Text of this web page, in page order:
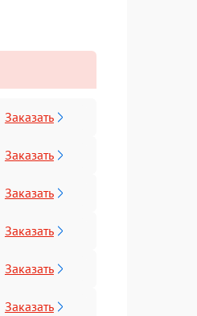
Заказать
Заказать
Заказать
Заказать
Заказать
Заказать